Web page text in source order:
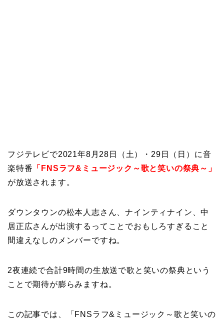
フジテレビで2021年8月28日（土）・29日（日）に音
楽特番 「FNSラフ&ミュージック～歌と笑いの祭典～」
が放送されます。
ダウンタウンの松本人志さん、ナインティナイン、中
居正広さんが出演するってことでおもしろすぎること
間違えなしのメンバーですね。
2夜連続で合計9時間の生放送で歌と笑いの祭典という
ことで期待が膨らみますね。
この記事では、「FNSラフ&ミュージック～歌と笑いの